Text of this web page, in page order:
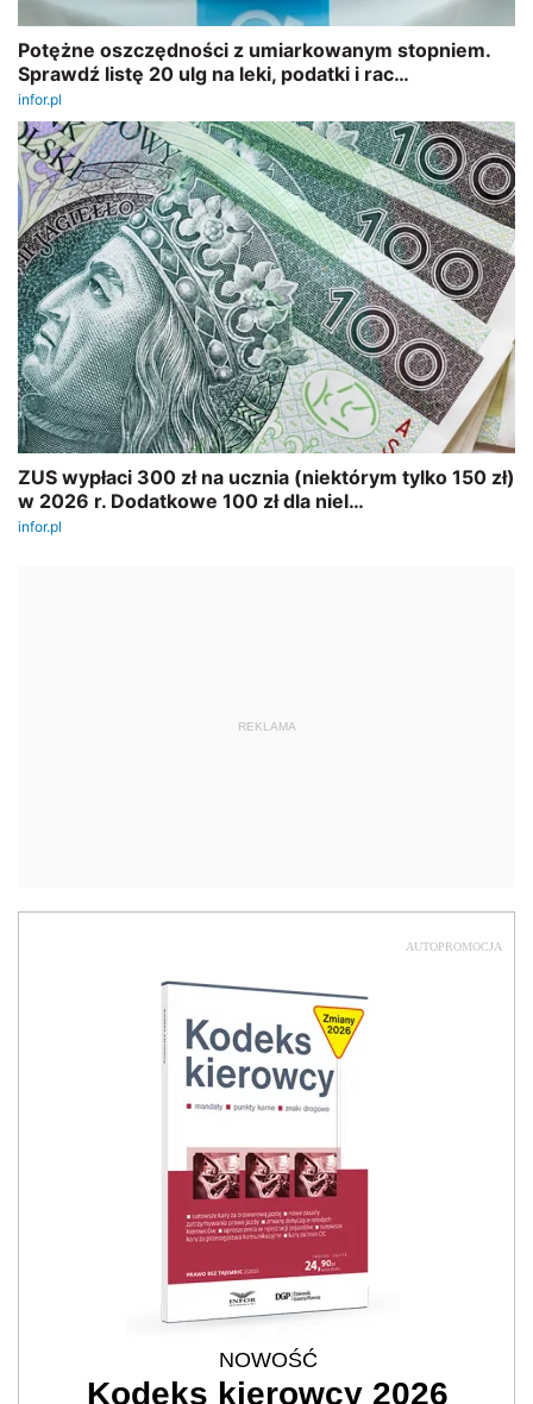
REKLAMA
AUTOPROMOCJA
NOWOŚĆ
Kodeks kierowcy 2026